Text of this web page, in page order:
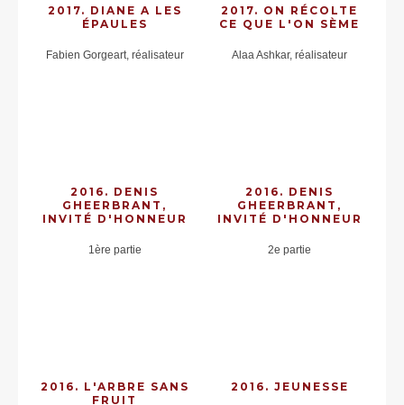
2017. DIANE A LES
ÉPAULES
Fabien Gorgeart, réalisateur
2017. ON RÉCOLTE
CE QUE L'ON SÈME
Alaa Ashkar, réalisateur
2016. DENIS
GHEERBRANT,
INVITÉ D'HONNEUR
1ère partie
2016. DENIS
GHEERBRANT,
INVITÉ D'HONNEUR
2e partie
2016. L'ARBRE SANS
FRUIT
2016. JEUNESSE